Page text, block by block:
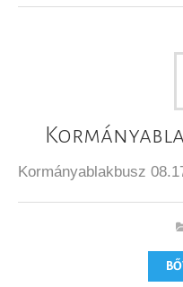
Kormányablakbusz